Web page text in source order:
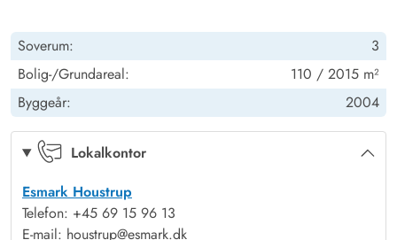
familielivet, og den hyggelige stue er trukket et par trin tilbage.
Her kan I slænge jer i sofaen, spille brætspil og varme jer
foran den knitrende brændeovn. Også her finder I en
energieffektiv varmepumpe, der reducerer forbruget og sikrer
et behageligt indeklima hele året rundt.
boblebad og sauna til afslapning. Nyd lange saunagus eller en
dukkert i det varme vand i boblebadet og slap af. Når det
Soverum:
3
Bolig-/Grundareal:
110 / 2015 m²
Byggeår:
2004
Lokalkontor
Esmark Houstrup
Telefon: +45 69 15 96 13
E-mail: houstrup@esmark.dk